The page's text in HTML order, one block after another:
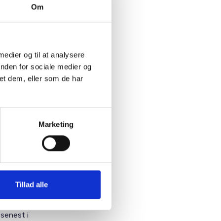
Om
og til at analysere
for sociale medier og
dem, eller som de har
Marketing
Tillad alle
i
i
i